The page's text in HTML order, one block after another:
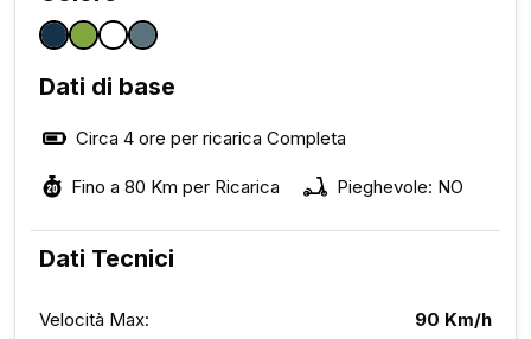
Dati di base
Circa 4 ore per ricarica Completa
Fino a 80 Km per Ricarica Pieghevole: NO
Dati Tecnici
Velocità Max:
90 Km/h